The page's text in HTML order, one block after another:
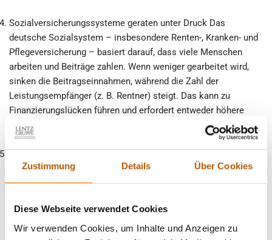
Zustimmung Details Über Cookies
Diese Webseite verwendet Cookies
Wir verwenden Cookies, um Inhalte und Anzeigen zu
Sozialversicherungssysteme geraten unter Druck Das
deutsche Sozialsystem – insbesondere Renten-, Kranken- und
Pflegeversicherung – basiert darauf, dass viele Menschen
arbeiten und Beiträge zahlen. Wenn weniger gearbeitet wird,
sinken die Beitragseinnahmen, während die Zahl der
Leistungsempfänger (z. B. Rentner) steigt. Das kann zu
Finanzierungslücken führen und erfordert entweder höhere
Beiträge, geringere Leistungen oder staatliche Zuschüsse.
hängt der Wohlstand einer Gesellschaft von ihrer
wirtschaftlichen Leistungsfähigkeit ab. Wenn weniger
langsamer. Das kann bedeuten, dass Einkommen und
Kaufkraft stagnieren oder sogar sinken. Auch staatliche